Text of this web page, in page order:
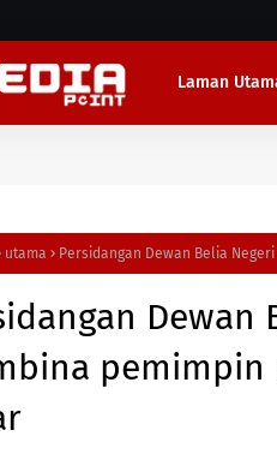
Laman
utama Persidangan Dewan Belia
Dewan
pemimpin